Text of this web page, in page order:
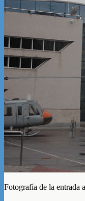
Fotografía de la entrada